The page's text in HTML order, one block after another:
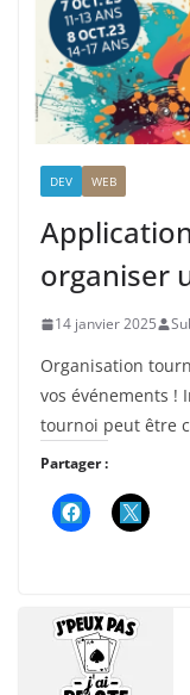
DEV WEB
organiser
14 janvier 2025
Organisation
vos événements !
tournoi peut être
Partager :